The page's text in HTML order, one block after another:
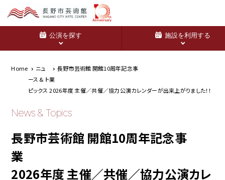
公演を探す 施設を利用する
Home
ニュ
ース & ト
ピックス
長野市芸術館 開館10周年記念事
業
2026年度 主催／共催／協力公演カレンダーが出来上がりました！！
News & Topics
長野市芸術館 開館10周年記念事
2026年度 主催／共催／協力公演カレ